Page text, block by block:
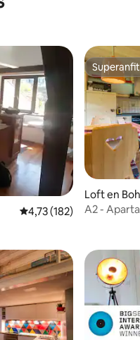
Calificación promedio:
4,73 (182)
Loft en
A2 -